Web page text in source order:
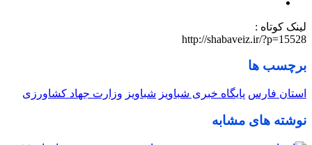
لینک کوتاه :
http://shabaveiz.ir/?p=15528
برچسب ها
استان فارس پایگاه خبری شباویز شباویز وزارت جهاد کشاورزی
نوشته های مشابه